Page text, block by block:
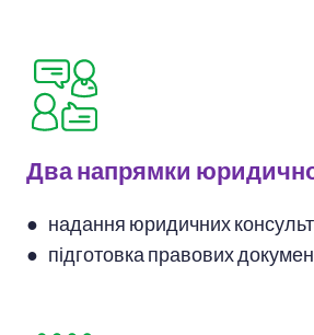
Два напрямки
● надання юридичних
● підготовка правових